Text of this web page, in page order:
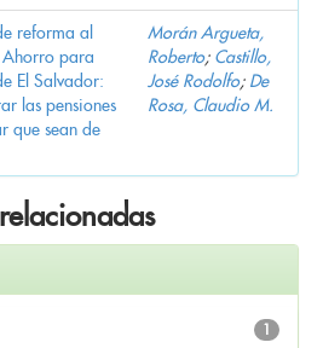
reforma al
Ahorro para
El Salvador:
las pensiones
que sean de
Morán Argueta,
Roberto; Castillo,
José Rodolfo; De
Rosa, Claudio M.
1